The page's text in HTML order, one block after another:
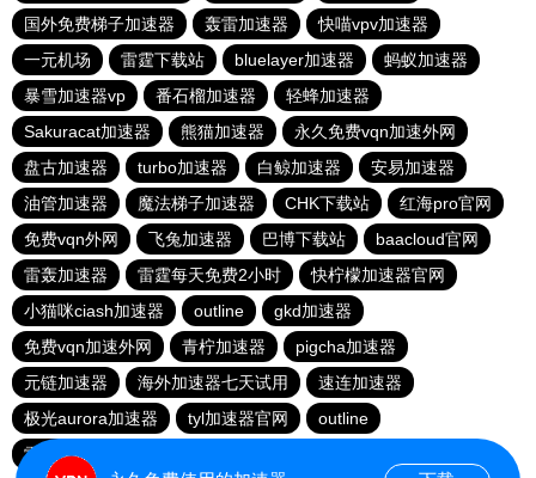
国外免费梯子加速器
轰雷加速器
快喵vpv加速器
一元机场
雷霆下载站 bluelayer加速器
蚂蚁加速器
暴雪加速器vp
番石榴加速器
轻蜂加速器
Sakuracat加速器
熊猫加速器
永久免费vqn加速外网
盘古加速器
turbo加速器 白鲸加速器
安易加速器
油管加速器
魔法梯子加速器 CHK下载站
红海pro官网
免费vqn外网
飞兔加速器 巴博下载站
baacloud官网
雷轰加速器
雷霆每天免费2小时
快柠檬加速器官网
小猫咪ciash加速器
outline
gkd加速器
免费vqn加速外网
青柠加速器
pigcha加速器
元链加速器
海外加速器七天试用
速连加速器
极光aurora加速器
tyl加速器官网
outline
雷霆加速免费永久